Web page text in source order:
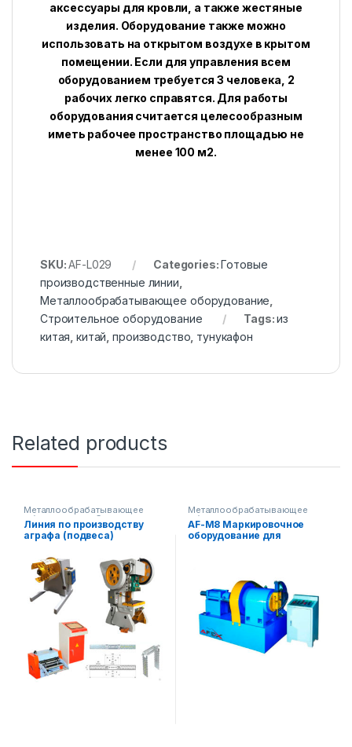
аксессуары для кровли, а также жестяные
изделия. Оборудование также можно
использовать на открытом воздухе в крытом
помещении. Если для управления всем
оборудованием требуется 3 человека, 2
рабочих легко справятся. Для работы
оборудования считается целесообразным
иметь рабочее пространство площадью не
менее 100 м2.
SKU:AF-L029 Categories:Готовые
производственные линии
Металлообрабатывающее оборудование
Строительное оборудование
Tags:из
китая ,китай ,производство тунукафон
Related products
Металлообрабатывающее
оборудование Строительное
оборудование
Линия по производству
аграфа (подвеса)
Металлообрабатывающее
оборудование
AF-M8 Маркировочное
оборудование для